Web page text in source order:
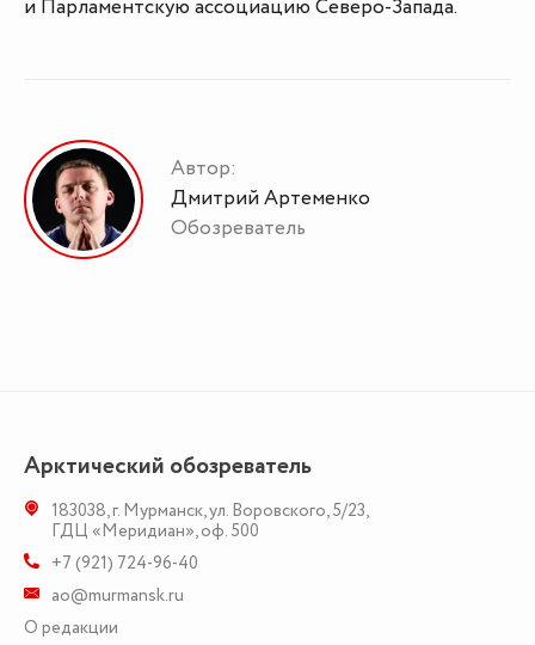
и Парламентскую ассоциацию Северо-Запада.
Автор:
Дмитрий Артеменко
Обозреватель
Арктический обозреватель
183038,г. Мурманск,ул. Воровского, 5/23,
ГДЦ «Меридиан», оф. 500
+7 (921) 724-96-40
ao@murmansk.ru
О редакции